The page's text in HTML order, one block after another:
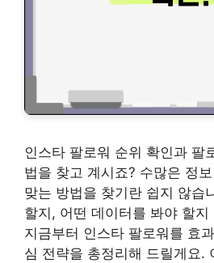
인스타 팔로워 순위 확인과 팔
법을 찾고 계시죠? 수많은 정
맞는 방법을 찾기란 쉽지 않습
할지, 어떤 데이터를 봐야 할
지금부터 인스타 팔로워를 효
심 전략을 총정리해 드릴게요.